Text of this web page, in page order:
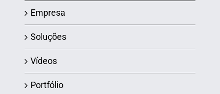
Empresa
Soluções
Vídeos
Portfólio